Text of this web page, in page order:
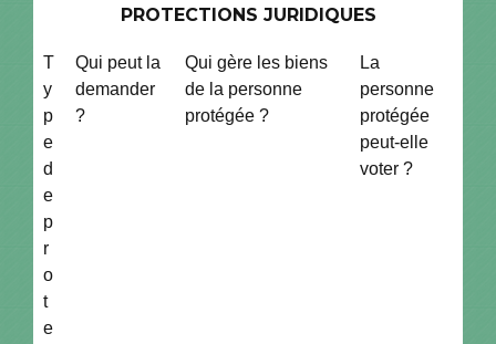
PROTECTIONS JURIDIQUES
T
y
p
e
d
e
p
r
o
t
e
Qui peut la
demander
?
Qui gère les biens
de la personne
protégée ?
La
personne
protégée
peut-elle
voter ?